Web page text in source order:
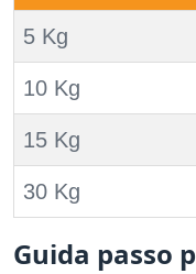
5 Kg
10 Kg
15 Kg
30 Kg
Guida passo